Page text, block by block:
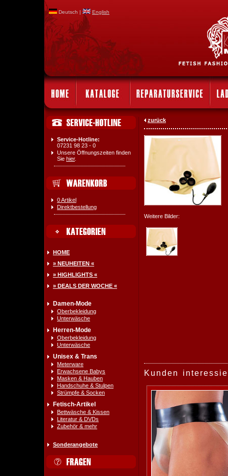
Deutsch | English
Service-Hotline:
07231 98 23 - 0
Unsere Öffnungszeiten finden
Sie hier.
0 Artikel
Direktbestellung
HOME
» NEUHEITEN «
» HIGHLIGHTS «
» DEALS DER WOCHE «
Damen-Mode
Oberbekleidung
Unterwäsche
Herren-Mode
Oberbekleidung
Unterwäsche
Unisex & Trans
Meterware
Erwachsene Babys
Masken & Hauben
Handschuhe & Stulpen
Strümpfe & Socken
Fetisch-Artikel
Bettwäsche & Kissen
Literatur & DVDs
Zubehör & mehr
Sonderangebote
zurück
Weitere Bilder:
Kunden